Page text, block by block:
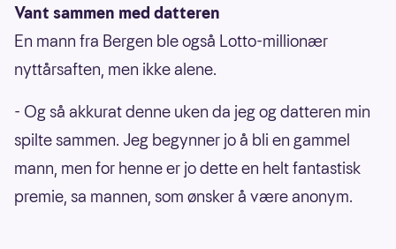
Vant sammen med datteren
En mann fra Bergen ble også Lotto-millionær
nyttårsaften, men ikke alene.
- Og så akkurat denne uken da jeg og datteren min
spilte sammen. Jeg begynner jo å bli en gammel
mann, men for henne er jo dette en helt fantastisk
premie, sa mannen, som ønsker å være anonym.